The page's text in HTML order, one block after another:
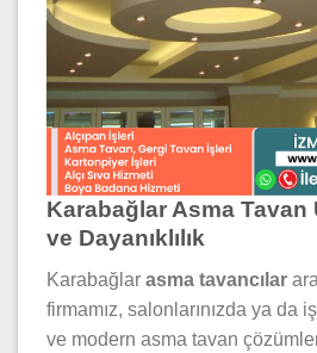
Karabağlar Asma Tavan
ve Dayanıklılık
Karabağlar asma tavancılar
firmamız, salonlarınızda ya da
ve modern asma tavan